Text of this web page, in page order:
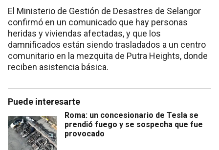
El Ministerio de Gestión de Desastres de Selangor
confirmó en un comunicado que hay personas
heridas y viviendas afectadas, y que los
damnificados están siendo trasladados a un centro
comunitario en la mezquita de Putra Heights, donde
reciben asistencia básica.
Puede interesarte
Roma: un concesionario de Tesla se
prendió fuego y se sospecha que fue
provocado